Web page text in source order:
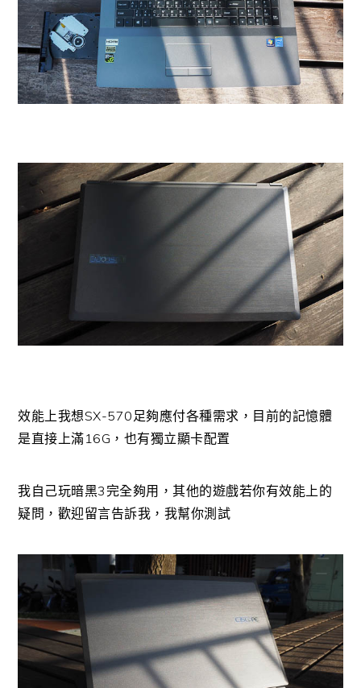
效能上我想SX-570足夠應付各種需求，目前的記憶體
是直接上滿16G，也有獨立顯卡配置
我自己玩暗黑3完全夠用，其他的遊戲若你有效能上的
疑問，歡迎留言告訴我，我幫你測試